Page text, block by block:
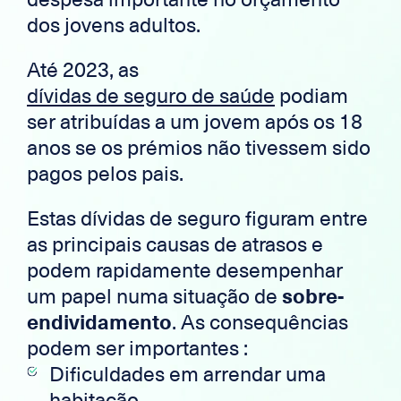
dos jovens adultos.
Até 2023, as
dívidas de seguro de saúde podiam
ser atribuídas a um jovem após os 18
anos se os prémios não tivessem sido
pagos pelos pais.
Estas dívidas de seguro figuram entre
as principais causas de atrasos e
podem rapidamente desempenhar
um papel numa situação de sobre-
endividamento. As consequências
podem ser importantes :
Dificuldades em arrendar uma